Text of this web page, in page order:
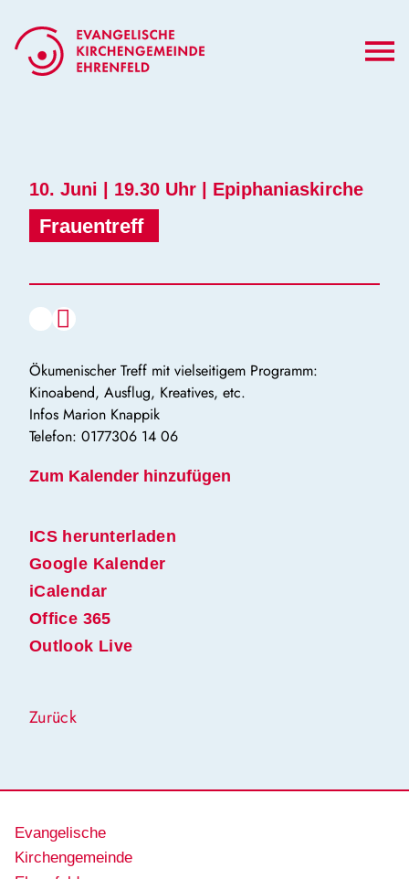
Inhalt
springen
10. Juni | 19.30 Uhr | Epiphaniaskirche
Frauentreff
CaféErwachsene
Ökumenischer Treff mit vielseitigem Programm:
Kinoabend, Ausflug, Kreatives, etc.
Infos Marion Knappik
Telefon: 0177306 14 06
Zum Kalender hinzufügen
ICS herunterladen
Google Kalender
iCalendar
Office 365
Outlook Live
Zurück
Evangelische
Kirchengemeinde